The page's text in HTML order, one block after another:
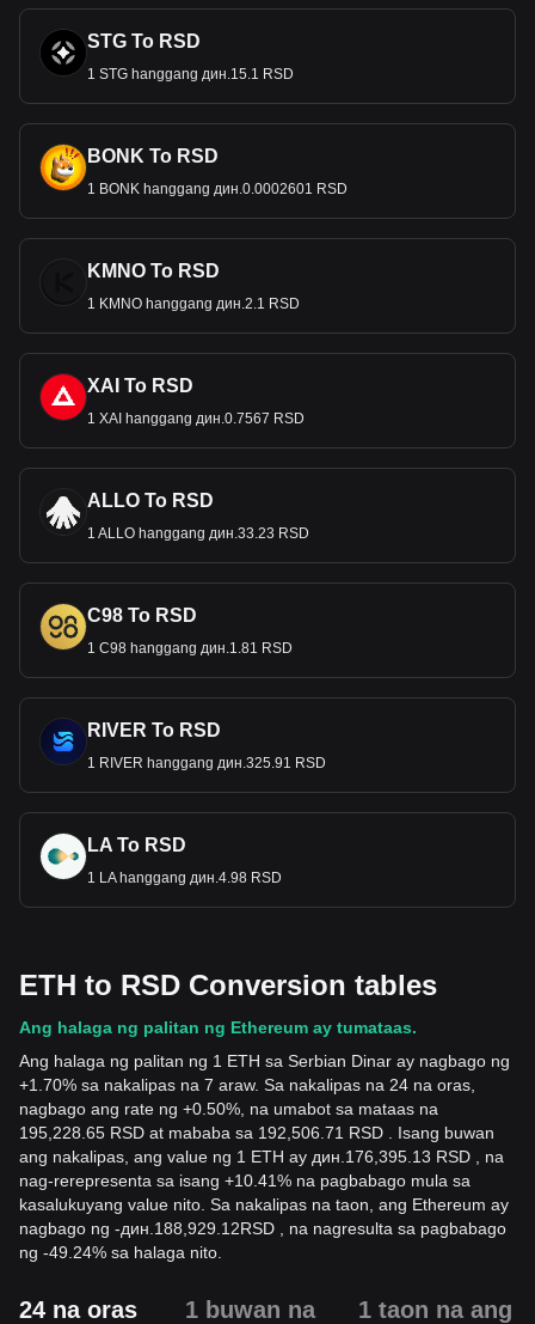
STG To RSD
1 STG hanggang дин.15.1 RSD
BONK To RSD
1 BONK hanggang дин.0.0002601 RSD
KMNO To RSD
1 KMNO hanggang дин.2.1 RSD
XAI To RSD
1 XAI hanggang дин.0.7567 RSD
ALLO To RSD
1 ALLO hanggang дин.33.23 RSD
C98 To RSD
1 C98 hanggang дин.1.81 RSD
RIVER To RSD
1 RIVER hanggang дин.325.91 RSD
LA To RSD
1 LA hanggang дин.4.98 RSD
ETH to RSD Conversion tables
Ang halaga ng palitan ng Ethereum ay tumataas.
Ang halaga ng palitan ng 1 ETH sa Serbian Dinar ay nagbago ng
+1.70% sa nakalipas na 7 araw. Sa nakalipas na 24 na oras,
nagbago ang rate ng +0.50%, na umabot sa mataas na
195,228.65 RSD at mababa sa 192,506.71 RSD . Isang buwan
ang nakalipas, ang value ng 1 ETH ay дин.176,395.13 RSD , na
nag-rerepresenta sa isang +10.41% na pagbabago mula sa
kasalukuyang value nito. Sa nakalipas na taon, ang Ethereum ay
nagbago ng -дин. 188,929.12RSD , na nagresulta sa pagbabago
ng -49.24% sa halaga nito.
24 na oras
1 buwan na
1 taon na ang